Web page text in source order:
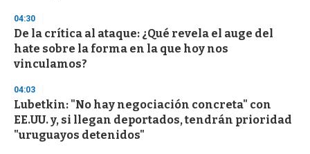
04:30
De la crítica al ataque: ¿Qué revela el auge del
hate sobre la forma en la que hoy nos
vinculamos?
04:03
Lubetkin: "No hay negociación concreta" con
EE.UU. y, si llegan deportados, tendrán prioridad
"uruguayos detenidos"